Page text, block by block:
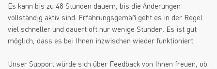
Es kann bis zu 48 Stunden dauern, bis die Änderungen
vollständig aktiv sind. Erfahrungsgemäß geht es in der Regel
viel schneller und dauert oft nur wenige Stunden. Es ist gut
möglich, dass es bei Ihnen inzwischen wieder funktioniert.
Unser Support würde sich über Feedback von Ihnen freuen, ob